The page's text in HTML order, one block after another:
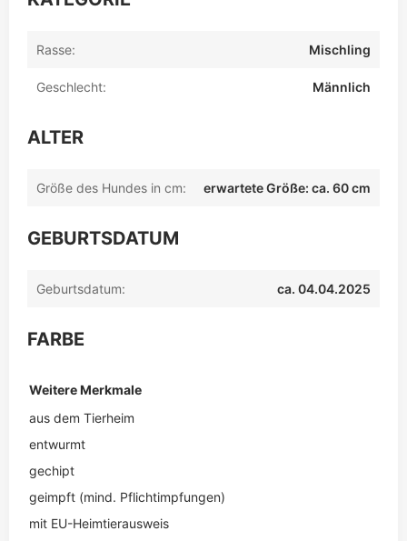
Rasse: Mischling
Geschlecht: Männlich
ALTER
Größe des Hundes in cm: erwartete Größe: ca. 60 cm
GEBURTSDATUM
Geburtsdatum: ca. 04.04.2025
FARBE
Weitere Merkmale
aus dem Tierheim
entwurmt
gechipt
geimpft (mind. Pflichtimpfungen)
mit EU-Heimtierausweis